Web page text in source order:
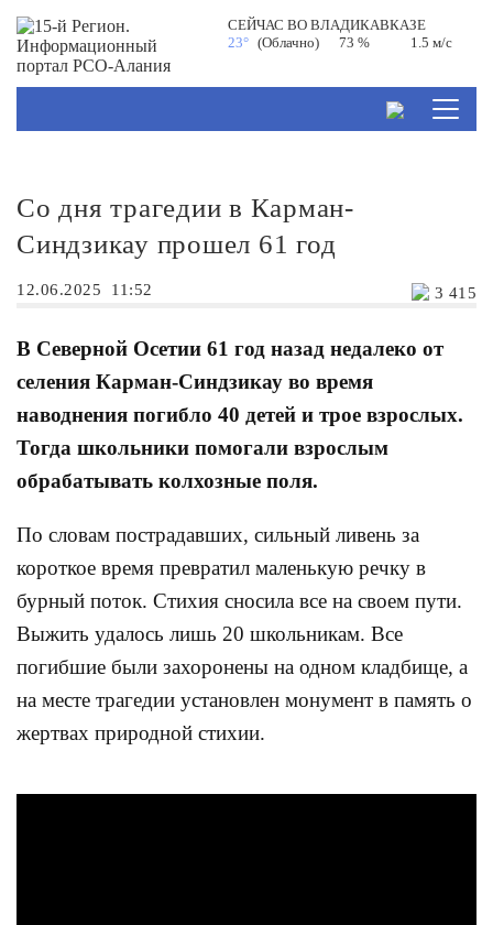
СЕЙЧАС ВОВЛАДИКАВКАЗЕ
23° (Облачно) 73 % 1.5 м/с
Со дня трагедии в Карман-
Синдзикау прошел 61 год
12.06.2025 11:52 3 415
В Северной Осетии 61 год назад недалеко от
селения Карман-Синдзикау во время
наводнения погибло 40 детей и трое взрослых.
Тогда школьники помогали взрослым
обрабатывать колхозные поля.
По словам пострадавших, сильный ливень за
короткое время превратил маленькую речку в
бурный поток. Стихия сносила все на своем пути.
Выжить удалось лишь 20 школьникам. Все
погибшие были захоронены на одном кладбище, а
на месте трагедии установлен монумент в память о
жертвах природной стихии.